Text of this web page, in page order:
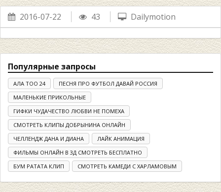
2016-07-22 43 Dailymotion
Популярные запросы
АЛА ТОО 24
ПЕСНЯ ПРО ФУТБОЛ ДАВАЙ РОССИЯ
МАЛЕНЬКИЕ ПРИКОЛЬНЫЕ
ГИФКИ ЧУДАЧЕСТВО ЛЮБВИ НЕ ПОМЕХА
СМОТРЕТЬ КЛИПЫ ДОБРЫНИНА ОНЛАЙН
ЧЕЛЛЕНДЖ ДАНА И ДИАНА
ЛАЙК АНИМАЦИЯ
ФИЛЬМЫ ОНЛАЙН В 3Д СМОТРЕТЬ БЕСПЛАТНО
БУМ РАТАТА КЛИП
СМОТРЕТЬ КАМЕДИ С ХАРЛАМОВЫМ